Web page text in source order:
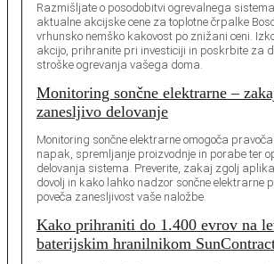
Razmišljate o posodobitvi ogrevalnega
aktualne akcijske cene za toplotne črpalke
vrhunsko nemško kakovost po znižani ceni.
akcijo, prihranite pri investiciji in poskrbite za
stroške ogrevanja vašega doma.
Monitoring sončne elektrarne –
zanesljivo delovanje
Monitoring sončne elektrarne omogoča
napak, spremljanje proizvodnje in porabe ter
delovanja sistema. Preverite, zakaj zgolj
dovolj in kako lahko nadzor sončne elektrarne
poveča zanesljivost vaše naložbe.
Kako prihraniti do 1.400 evrov na
baterijskim hranilnikom